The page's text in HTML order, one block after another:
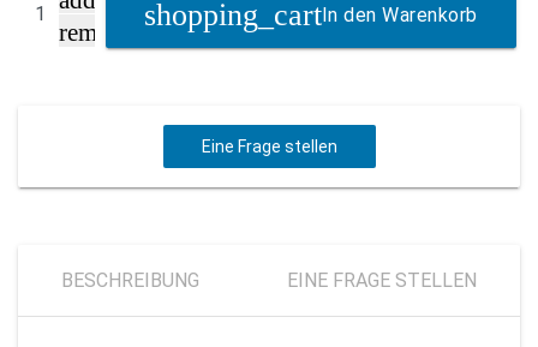
remove
In den Warenkorb
Eine Frage stellen
BESCHREIBUNG EINE FRAGE STELLEN